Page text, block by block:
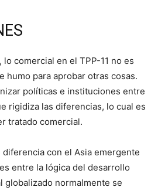
lo comercial en el TPP-11 no es
humo para aprobar otras cosas.
políticas e instituciones entre
rigidiza las diferencias, lo cual es
tratado comercial.
diferencia con el Asia emergente
entre la lógica del desarrollo
globalizado normalmente se